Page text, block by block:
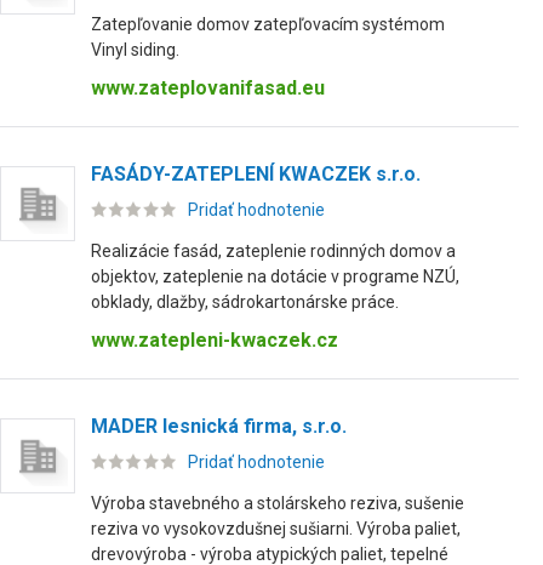
Zatepľovanie domov zatepľovacím systémom
Vinyl siding.
www.zateplovanifasad.eu
FASÁDY-ZATEPLENÍ KWACZEK s.r.o.
Pridať hodnotenie
Realizácie fasád, zateplenie rodinných domov a
objektov, zateplenie na dotácie v programe NZÚ,
obklady, dlažby, sádrokartonárske práce.
www.zatepleni-kwaczek.cz
MADER lesnická firma, s.r.o.
Pridať hodnotenie
Výroba stavebného a stolárskeho reziva, sušenie
reziva vo vysokovzdušnej sušiarni. Výroba paliet,
drevovýroba - výroba atypických paliet, tepelné